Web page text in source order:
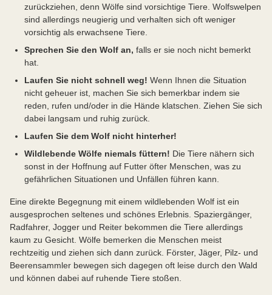
zurückziehen, denn Wölfe sind vorsichtige Tiere. Wolfswelpen
sind allerdings neugierig und verhalten sich oft weniger
vorsichtig als erwachsene Tiere.
Sprechen Sie den Wolf an, falls er sie noch nicht bemerkt
hat.
Laufen Sie nicht schnell weg! Wenn Ihnen die Situation
nicht geheuer ist, machen Sie sich bemerkbar indem sie
reden, rufen und/oder in die Hände klatschen. Ziehen Sie sich
dabei langsam und ruhig zurück.
Laufen Sie dem Wolf nicht hinterher!
Wildlebende Wölfe niemals füttern! Die Tiere nähern sich
sonst in der Hoffnung auf Futter öfter Menschen, was zu
gefährlichen Situationen und Unfällen führen kann.
Eine direkte Begegnung mit einem wildlebenden Wolf ist ein
ausgesprochen seltenes und schönes Erlebnis. Spaziergänger,
Radfahrer, Jogger und Reiter bekommen die Tiere allerdings
kaum zu Gesicht. Wölfe bemerken die Menschen meist
rechtzeitig und ziehen sich dann zurück. Förster, Jäger, Pilz- und
Beerensammler bewegen sich dagegen oft leise durch den Wald
und können dabei auf ruhende Tiere stoßen.